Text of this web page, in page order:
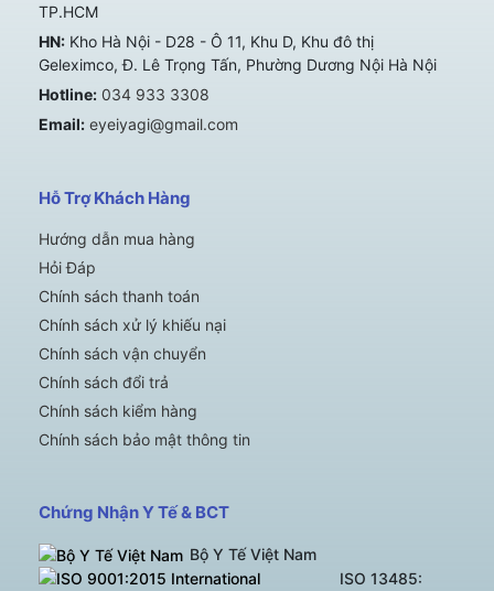
TP.HCM
HN: Kho Hà Nội - D28 - Ô 11, Khu D, Khu đô thị
Geleximco, Đ. Lê Trọng Tấn, Phường Dương Nội Hà Nội
Hotline: 034 933 3308
Email: eyeiyagi@gmail.com
Hỗ Trợ Khách Hàng
Hướng dẫn mua hàng
Hỏi Đáp
Chính sách thanh toán
Chính sách xử lý khiếu nại
Chính sách vận chuyển
Chính sách đổi trả
Chính sách kiểm hàng
Chính sách bảo mật thông tin
Chứng Nhận Y Tế & BCT
Bộ Y Tế Việt Nam
ISO 13485: